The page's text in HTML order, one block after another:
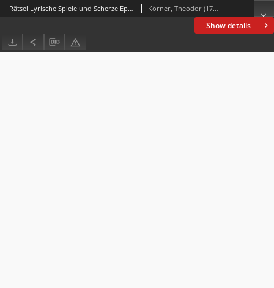
Show details
Rätsel Lyrische Spiele und Scherze Epische Fragmente Erzählungen Mündliche Erzählungen Theodor Körners Dramatische Beiträge Körner, Theodor (1791-1813)